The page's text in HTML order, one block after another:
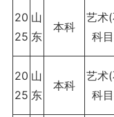
20
25
山
东
本科
艺术
科
20
25
山
东
本科
艺术
科